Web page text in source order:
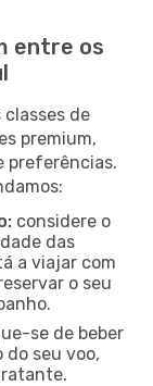
entre os
de
premium,
preferências.
considere o
das
a viajar com
o seu
se de beber
seu voo,